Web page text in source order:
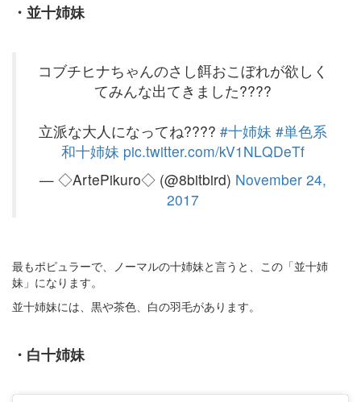
・並十姉妹
コブチヒナちゃんのさし餌おこぼれが欲しく
てみんな出てきました????
立派な大人になってね???? #十姉妹 #単色系
和十姉妹 pic.twitter.com/kV1NLQDeTf
— ◇ArtePikuro◇ (@8bitbird) November 24,
2017
最もポピュラーで、ノーマルの十姉妹と言うと、この「並十姉
妹」になります。
並十姉妹には、黒や茶色、白の羽毛があります。
・白十姉妹